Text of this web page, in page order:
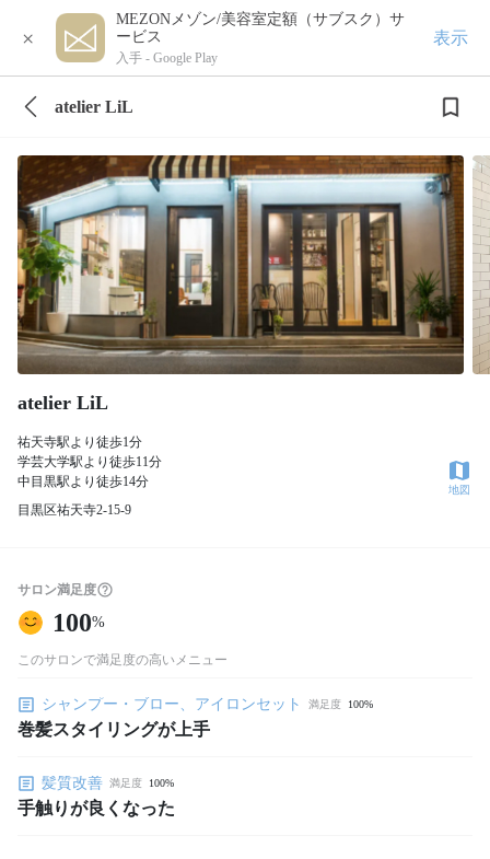
×
MEZONメゾン/美容室定額（サブスク）サ
ービス
入手 - Google Play
表示
atelier LiL
atelier LiL
祐天寺駅より徒歩1分
学芸大学駅より徒歩11分
中目黒駅より徒歩14分
目黒区祐天寺2-15-9
地図
サロン満足度
100%
このサロンで満足度の高いメニュー
シャンプー・ブロー、アイロンセット 満足度 100%
巻髪スタイリングが上手
髪質改善 満足度 100%
手触りが良くなった